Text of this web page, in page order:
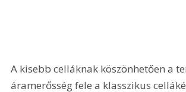
A kisebb celláknak köszönhetően a
áramerősség fele a klasszikus